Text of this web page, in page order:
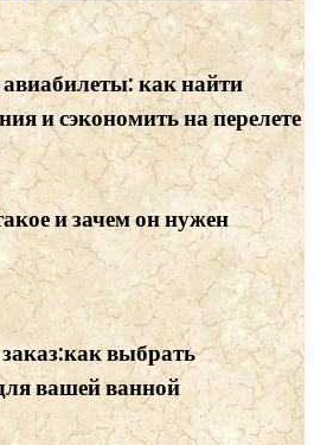
как найти
и сэкономить на перелете
и зачем он нужен
выбрать
вашей ванной